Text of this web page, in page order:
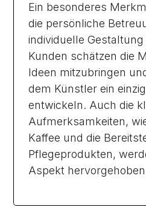
Ein besonderes
die persönliche
individuelle
Kunden schätzen die
Ideen mitzubringen
dem Künstler ein
entwickeln. Auch die
Aufmerksamkeiten,
Kaffee und die
Pflegeprodukten,
Aspekt